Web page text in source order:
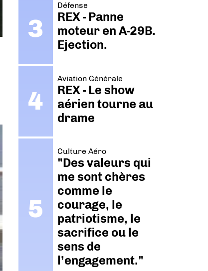
Défense
REX - Panne
moteur en A-29B.
Ejection.
Aviation Générale
REX - Le show
aérien tourne au
drame
Culture Aéro
"Des valeurs qui
me sont chères
comme le
courage, le
patriotisme, le
sacrifice ou le
sens de
l’engagement."